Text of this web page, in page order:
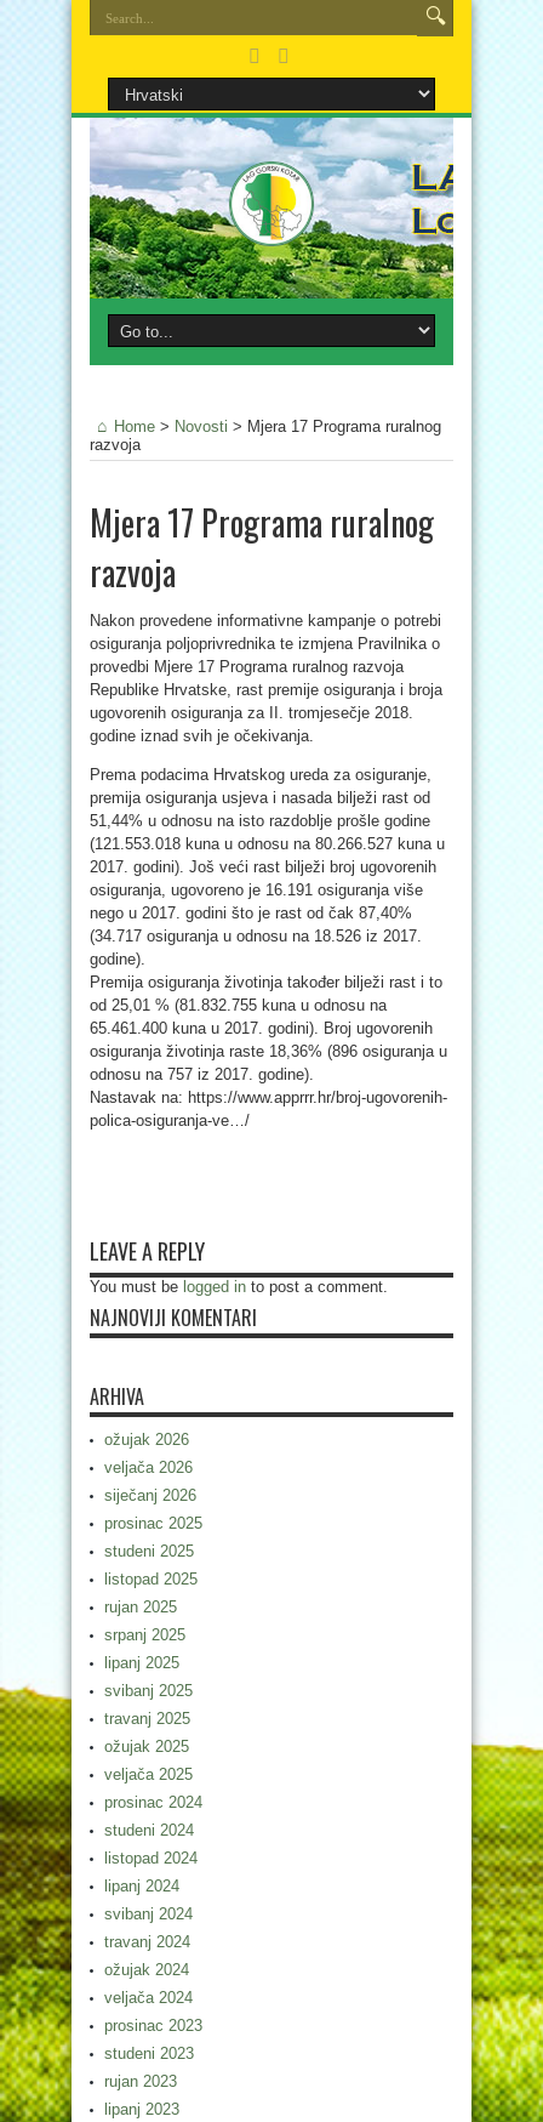
Home > Novosti > Mjera 17 Programa ruralnog
razvoja
Mjera 17 Programa ruralnog
razvoja
Nakon provedene informativne kampanje o potrebi
osiguranja poljoprivrednika te izmjena Pravilnika o
provedbi Mjere 17 Programa ruralnog razvoja
Republike Hrvatske, rast premije osiguranja i broja
ugovorenih osiguranja za II. tromjesečje 2018.
godine iznad svih je očekivanja.
Prema podacima Hrvatskog ureda za osiguranje,
premija osiguranja usjeva i nasada bilježi rast od
51,44% u odnosu na isto razdoblje prošle godine
(121.553.018 kuna u odnosu na 80.266.527 kuna u
2017. godini). Još veći rast bilježi broj ugovorenih
osiguranja, ugovoreno je 16.191 osiguranja više
nego u 2017. godini što je rast od čak 87,40%
(34.717 osiguranja u odnosu na 18.526 iz 2017.
godine).
Premija osiguranja životinja također bilježi rast i to
od 25,01 % (81.832.755 kuna u odnosu na
65.461.400 kuna u 2017. godini). Broj ugovorenih
osiguranja životinja raste 18,36% (896 osiguranja u
odnosu na 757 iz 2017. godine).
Nastavak na: https://www.apprrr.hr/broj-ugovorenih-
polica-osiguranja-ve…/
LEAVE A REPLY
You must be logged in to post a comment.
NAJNOVIJI KOMENTARI
ARHIVA
ožujak 2026
veljača 2026
siječanj 2026
prosinac 2025
studeni 2025
listopad 2025
rujan 2025
srpanj 2025
lipanj 2025
svibanj 2025
travanj 2025
ožujak 2025
veljača 2025
prosinac 2024
studeni 2024
listopad 2024
lipanj 2024
svibanj 2024
travanj 2024
ožujak 2024
veljača 2024
prosinac 2023
studeni 2023
rujan 2023
lipanj 2023